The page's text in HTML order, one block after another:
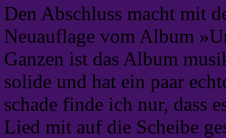
Den Abschluss macht mit
Neuauflage vom Album
Ganzen ist das Album
solide und hat ein paar
schade finde ich nur, dass
Lied mit auf die Scheibe